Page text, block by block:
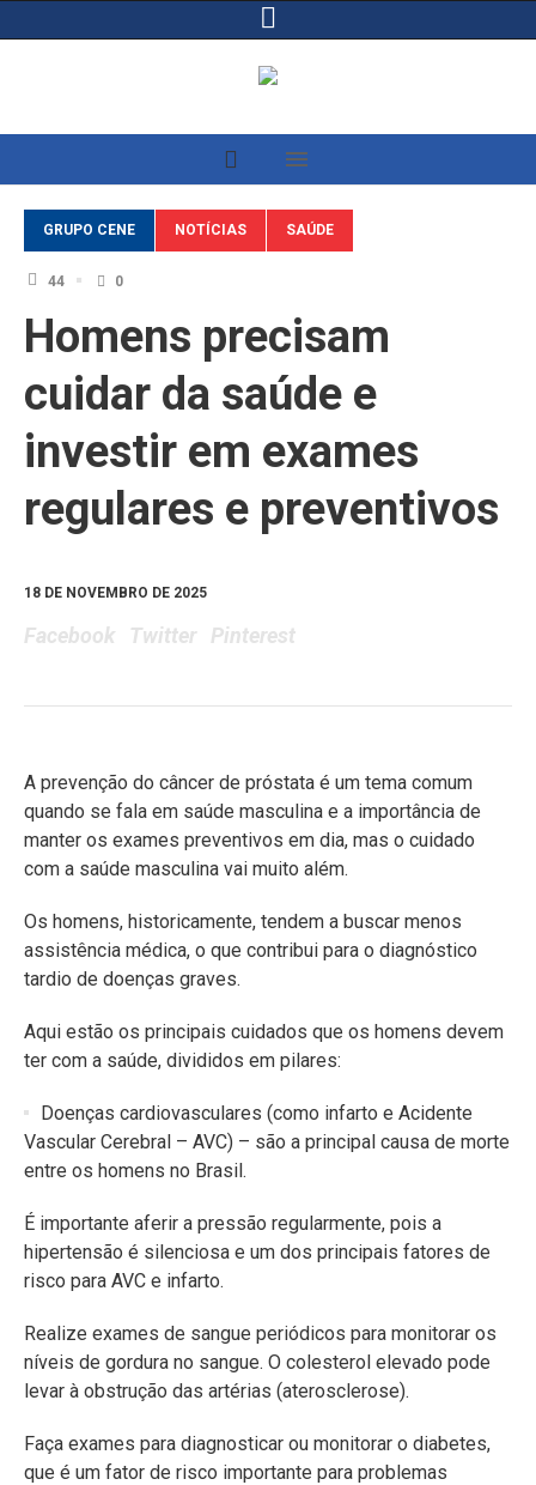
GRUPO CENE NOTÍCIAS SAÚDE
44 0
Homens precisam
cuidar da saúde e
investir em exames
regulares e preventivos
18 DE NOVEMBRO DE 2025
Facebook Twitter Pinterest
A prevenção do câncer de próstata é um tema comum
quando se fala em saúde masculina e a importância de
manter os exames preventivos em dia, mas o cuidado
com a saúde masculina vai muito além.
Os homens, historicamente, tendem a buscar menos
assistência médica, o que contribui para o diagnóstico
tardio de doenças graves.
Aqui estão os principais cuidados que os homens devem
ter com a saúde, divididos em pilares:
Doenças cardiovasculares (como infarto e Acidente
Vascular Cerebral – AVC) – são a principal causa de morte
entre os homens no Brasil.
É importante aferir a pressão regularmente, pois a
hipertensão é silenciosa e um dos principais fatores de
risco para AVC e infarto.
Realize exames de sangue periódicos para monitorar os
níveis de gordura no sangue. O colesterol elevado pode
levar à obstrução das artérias (aterosclerose).
Faça exames para diagnosticar ou monitorar o diabetes,
que é um fator de risco importante para problemas